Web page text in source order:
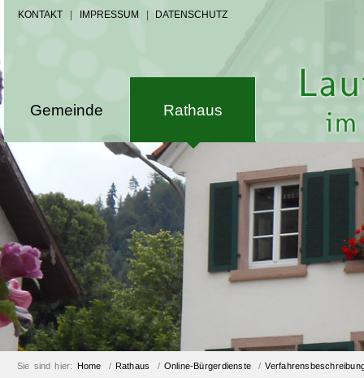
KONTAKT IMPRESSUM DATENSCHUTZ
Gemeinde Rathaus
Sie sind hier: Home / Rathaus / Online-Bürgerdienste /